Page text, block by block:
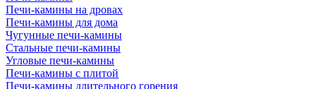
Печи-камины на дровах
Печи-камины для дома
Чугунные печи-камины
Стальные печи-камины
Угловые печи-камины
Печи-камины с плитой
Печи-камины длительного горения